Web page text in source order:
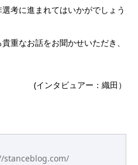
考に進まれてはいかがでしょう
重なお話をお聞かせいただき、
(インタビュアー：織田）
stanceblog.com/